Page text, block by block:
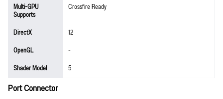
Multi-GPU
Supports
Crossfire Ready
DirectX
12
OpenGL
-
Shader Model
5
Port Connector